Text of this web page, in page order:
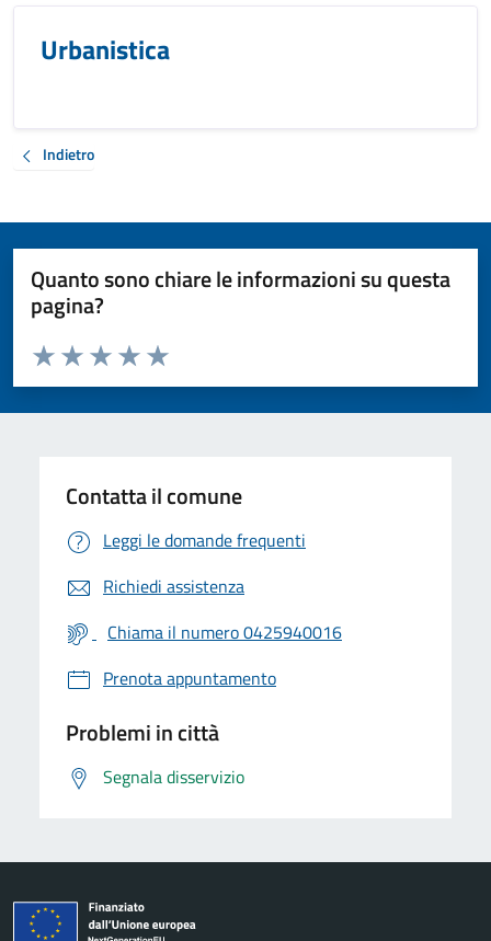
Urbanistica
Indietro
Quanto sono chiare le informazioni su questa
pagina?
Valuta da 1 a 5 stelle la pagina
Valuta 5 stelle su 5
Valuta 4 stelle su 5
Valuta 3 stelle su 5
Valuta 2 stelle su 5
Valuta 1 stelle su 5
Contatta il comune
Leggi le domande frequenti
Richiedi assistenza
Chiama il numero 0425940016
Prenota appuntamento
Problemi in città
Segnala disservizio